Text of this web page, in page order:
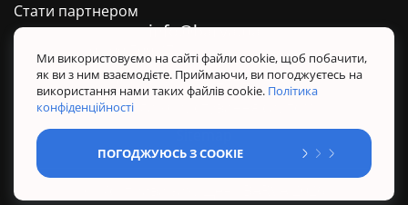
Стати партнером
Техпідтримка ТМ BARVA
Політика конфіденційності
Правила користування сайтом
Sitemap
info@barva.ua
Ми використовуємо на сайті файли cookie, щоб побачити,
як ви з ним взаємодієте. Приймаючи, ви погоджуєтесь на
використання нами таких файлів cookie. Політика
конфіденційності
ПОГОДЖУЮСЬ З COOKIE